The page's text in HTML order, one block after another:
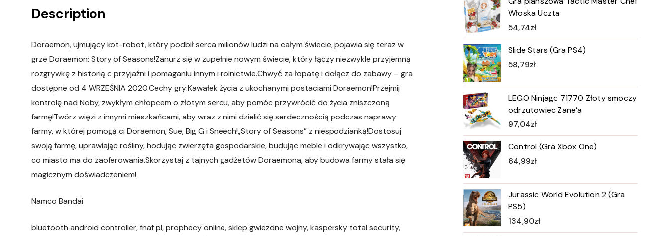
Description
Doraemon, ujmujący kot-robot, który podbił serca milionów ludzi na całym świecie, pojawia się teraz w
grze Doraemon: Story of Seasons!Zanurz się w zupełnie nowym świecie, który łączy niezwykle przyjemną
rozgrywkę z historią o przyjaźni i pomaganiu innym i rolnictwie.Chwyć za łopatę i dołącz do zabawy – gra
dostępne od 4 WRZEŚNIA 2020.Cechy gry:Kawałek życia z ukochanymi postaciami Doraemon!Przejmij
kontrolę nad Noby, zwykłym chłopcem o złotym sercu, aby pomóc przywrócić do życia zniszczoną
farmę!Twórz więzi z innymi mieszkańcami, aby wraz z nimi dzielić się serdecznością podczas naprawy
farmy, w której pomogą ci Doraemon, Sue, Big G i Sneech!„Story of Seasons” z niespodzianką!Dostosuj
swoją farmę, uprawiając rośliny, hodując zwierzęta gospodarskie, budując meble i odkrywając wszystko,
co miasto ma do zaoferowania.Skorzystaj z tajnych gadżetów Doraemona, aby budowa farmy stała się
magicznym doświadczeniem!
Namco Bandai
bluetooth android controller, fnaf pl, prophecy online, sklep gwiezdne wojny, kaspersky total security,
Włoska Uczta
54,74zł
Slide Stars (Gra PS4)
58,79zł
LEGO Ninjago 71770 Złoty smoczy
odrzutowiec Zane’a
97,04zł
Control (Gra Xbox One)
64,99zł
Jurassic World Evolution 2 (Gra
PS5)
134,90zł